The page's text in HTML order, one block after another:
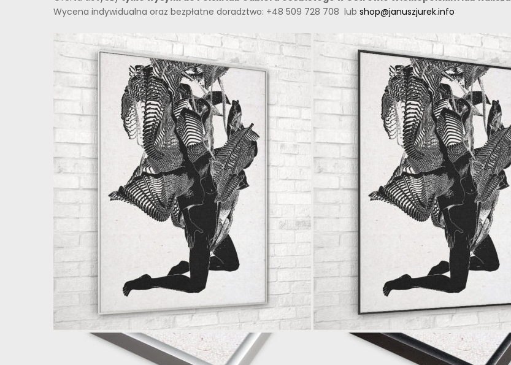
Wycena indywidualna oraz bezpłatne doradztwo: +48 509 728 708 lub shop@januszjurek.info